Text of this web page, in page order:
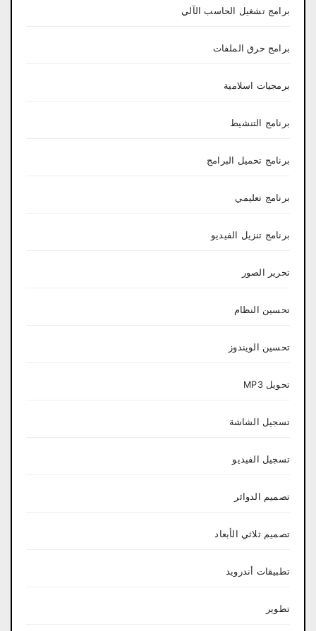
برامج تشغيل الحاسب الآلي
برامج حرق الملفات
برمجيات اسلامية
برنامج التنشيط
برنامج تحميل البرامج
برنامج تعليمي
برنامج تنزيل الفيديو
تحرير الصور
تحسين النظام
تحسين الويندوز
تحويل MP3
تسجيل الشاشة
تسجيل الفيديو
تصميم الدوائر
تصميم ثلاثي الأبعاد
تطبيقات أندرويد
تطوير